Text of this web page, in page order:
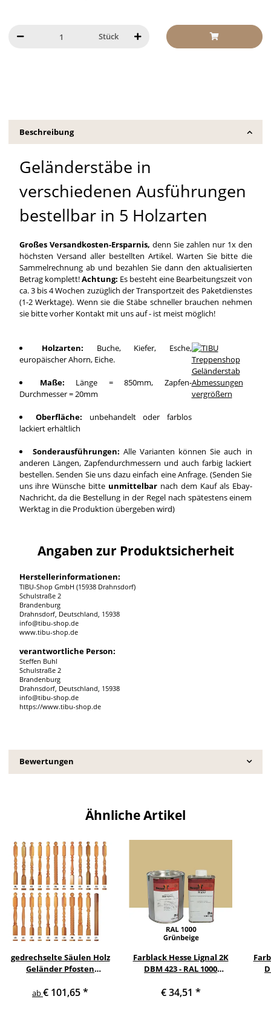
Stück
Beschreibung
Geländerstäbe in
verschiedenen Ausführungen
bestellbar in 5 Holzarten
Großes Versandkosten-Ersparnis, denn Sie zahlen nur 1x den
höchsten Versand aller bestellten Artikel. Warten Sie bitte die
Sammelrechnung ab und bezahlen Sie dann den aktualisierten
Betrag komplett!Achtung: Es besteht eine Bearbeitungszeit von
ca. 3 bis 4 Wochen zuzüglich der Transportzeit des Paketdienstes
(1-2 Werktage). Wenn sie die Stäbe schneller brauchen nehmen
sie bitte vorher Kontakt mit uns auf - ist meist möglich!
Holzarten: Buche, Kiefer, Esche,
europäischer Ahorn, Eiche.
Maße: Länge = 850mm, Zapfen-
Durchmesser = 20mm
Oberfläche: unbehandelt oder farblos
lackiert erhältlich
vergrößern
Sonderausführungen: Alle Varianten können Sie auch in
anderen Längen, Zapfendurchmessern und auch farbig lackiert
bestellen. Senden Sie uns dazu einfach eine Anfrage. (Senden Sie
uns ihre Wünsche bitte unmittelbar nach dem Kauf als Ebay-
Nachricht, da die Bestellung in der Regel nach spätestens einem
Werktag in die Produktion übergeben wird)
Angaben zur Produktsicherheit
Herstellerinformationen:
TIBU-Shop GmbH (15938 Drahnsdorf)
Schulstraße 2
Brandenburg
Drahnsdorf, Deutschland, 15938
info@tibu-shop.de
www.tibu-shop.de
verantwortliche Person:
Steffen Buhl
Schulstraße 2
Brandenburg
Drahnsdorf, Deutschland, 15938
info@tibu-shop.de
https://www.tibu-shop.de
Bewertungen
Ähnliche Artikel
gedrechselte Säulen Holz
Geländer Pfosten
Holzpfosten Holzsäulen
ab€ 101,65*
Farblack Hesse Lignal 2K
DBM 423 - RAL 1000
€ 34,51 *